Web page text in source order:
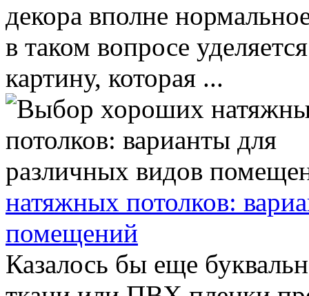
декора вполне
в таком вопросе
картину, которая ...
натяжных потолков:
помещений
Казалось бы еще